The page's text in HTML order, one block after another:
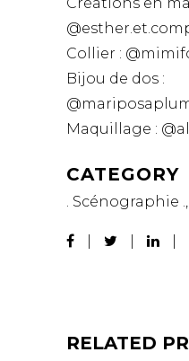
CATEGORY
. Scénographie
Collier :
Bijou de dos :
Maquillage :
RELATED